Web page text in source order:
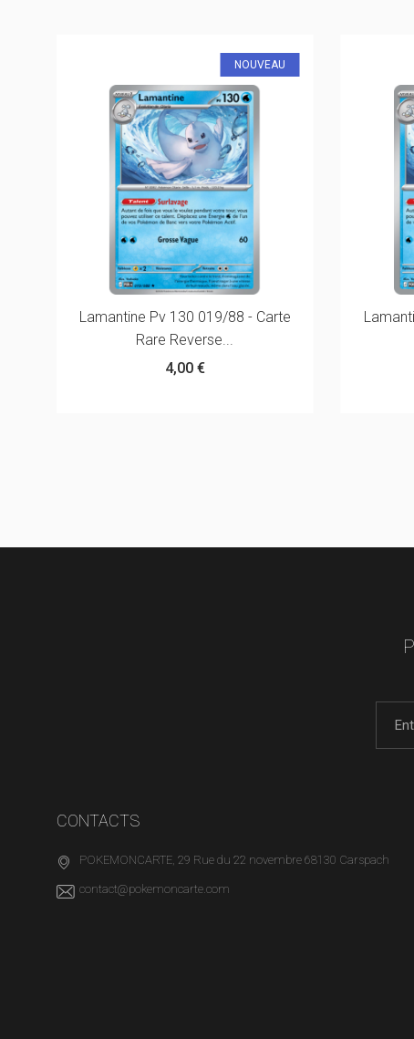
NOUVEAU
Lamantine Pv 130 019/88 - Carte
Rare Reverse...
4,00 €
CONTACTS
POKEMONCARTE, 29 Rue du 22 novembre 68130 Carspach
contact@pokemoncarte.com